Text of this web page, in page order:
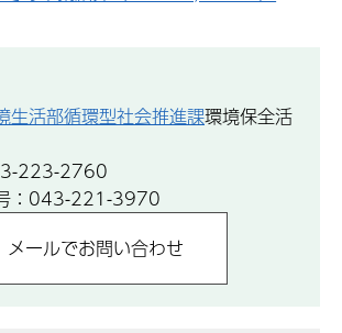
生活部循環型社会推進課環境保全活
223-2760
：043-221-3970